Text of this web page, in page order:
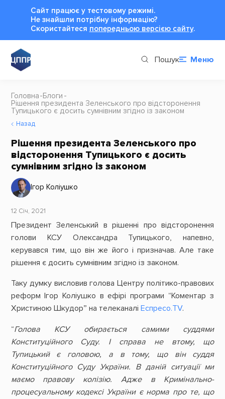
Сайт працює у тестовому режимі.
Не знайшли потрібну інформацію?
Cкористайтеся попередньою версією сайту.
Пошук Меню
Головна Блоги
Рішення президента Зеленського про відсторонення
Тупицького є досить сумнівним згідно із законом
Назад
Рішення президента Зеленського про
відсторонення Тупицького є досить
сумнівним згідно із законом
Ігор Коліушко
12 Січ, 2021
Президент Зеленський в рішенні про відсторонення
голови КСУ Олександра Тупицького, напевно,
керувався тим, що він же його і призначав. Але таке
рішення є досить сумнівним згідно із законом.
Таку думку висловив голова Центру політико-правових
реформ Ігор Коліушко в ефірі програми “Коментар з
Христиною Шкудор” на телеканалі Еспресо.TV.
“Голова КСУ обирається самими суддями
Конституційного Суду. І справа не втому, що
Тупицький є головою, а в тому, що він суддя
Конституційного Суду України. В даній ситуації ми
маємо правову колізію. Адже в Кримінально-
процесуальному кодексі України є норма про те, що